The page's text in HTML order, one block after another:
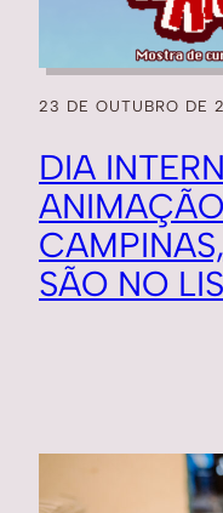
23 DE OUTUBRO DE
DIA
SÃO NO